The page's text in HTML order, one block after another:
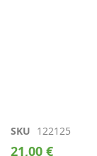
Zum
Anfang
SKU 122125
21,00 €